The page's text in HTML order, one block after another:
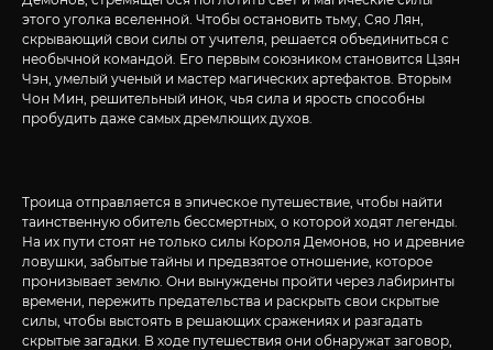
этого уголка вселенной. Чтобы остановить тьму, Сяо Лян,
скрывающий свои силы от учителя, решается объединиться с
необычной командой. Его первым союзником становится Цзян
Чэн, умелый ученый и мастер магических артефактов. Вторым
Чон Мин, решительный инок, чья сила и ярость способны
пробудить даже самых дремлющих духов.
Троица отправляется в эпическое путешествие, чтобы найти
таинственную обитель бессмертных, о которой ходят легенды.
На их пути стоят не только силы Короля Демонов, но и древние
ловушки, забытые тайны и предвзятое отношение, которое
пронизывает землю. Они вынуждены пройти через лабиринты
времени, пережить предательства и раскрыть свои скрытые
силы, чтобы выстоять в решающих сражениях и разгадать
скрытые загадки. В ходе путешествия они обнаружат заговор,